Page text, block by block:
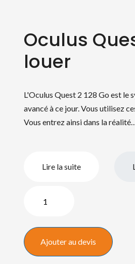
Oculus
louer
L'Oculus Quest 2 128 Go est le
avancé à ce jour. Vous utilisez
Vous entrez ainsi dans la
Lire la suite
Quest
2
Ajouter au devis